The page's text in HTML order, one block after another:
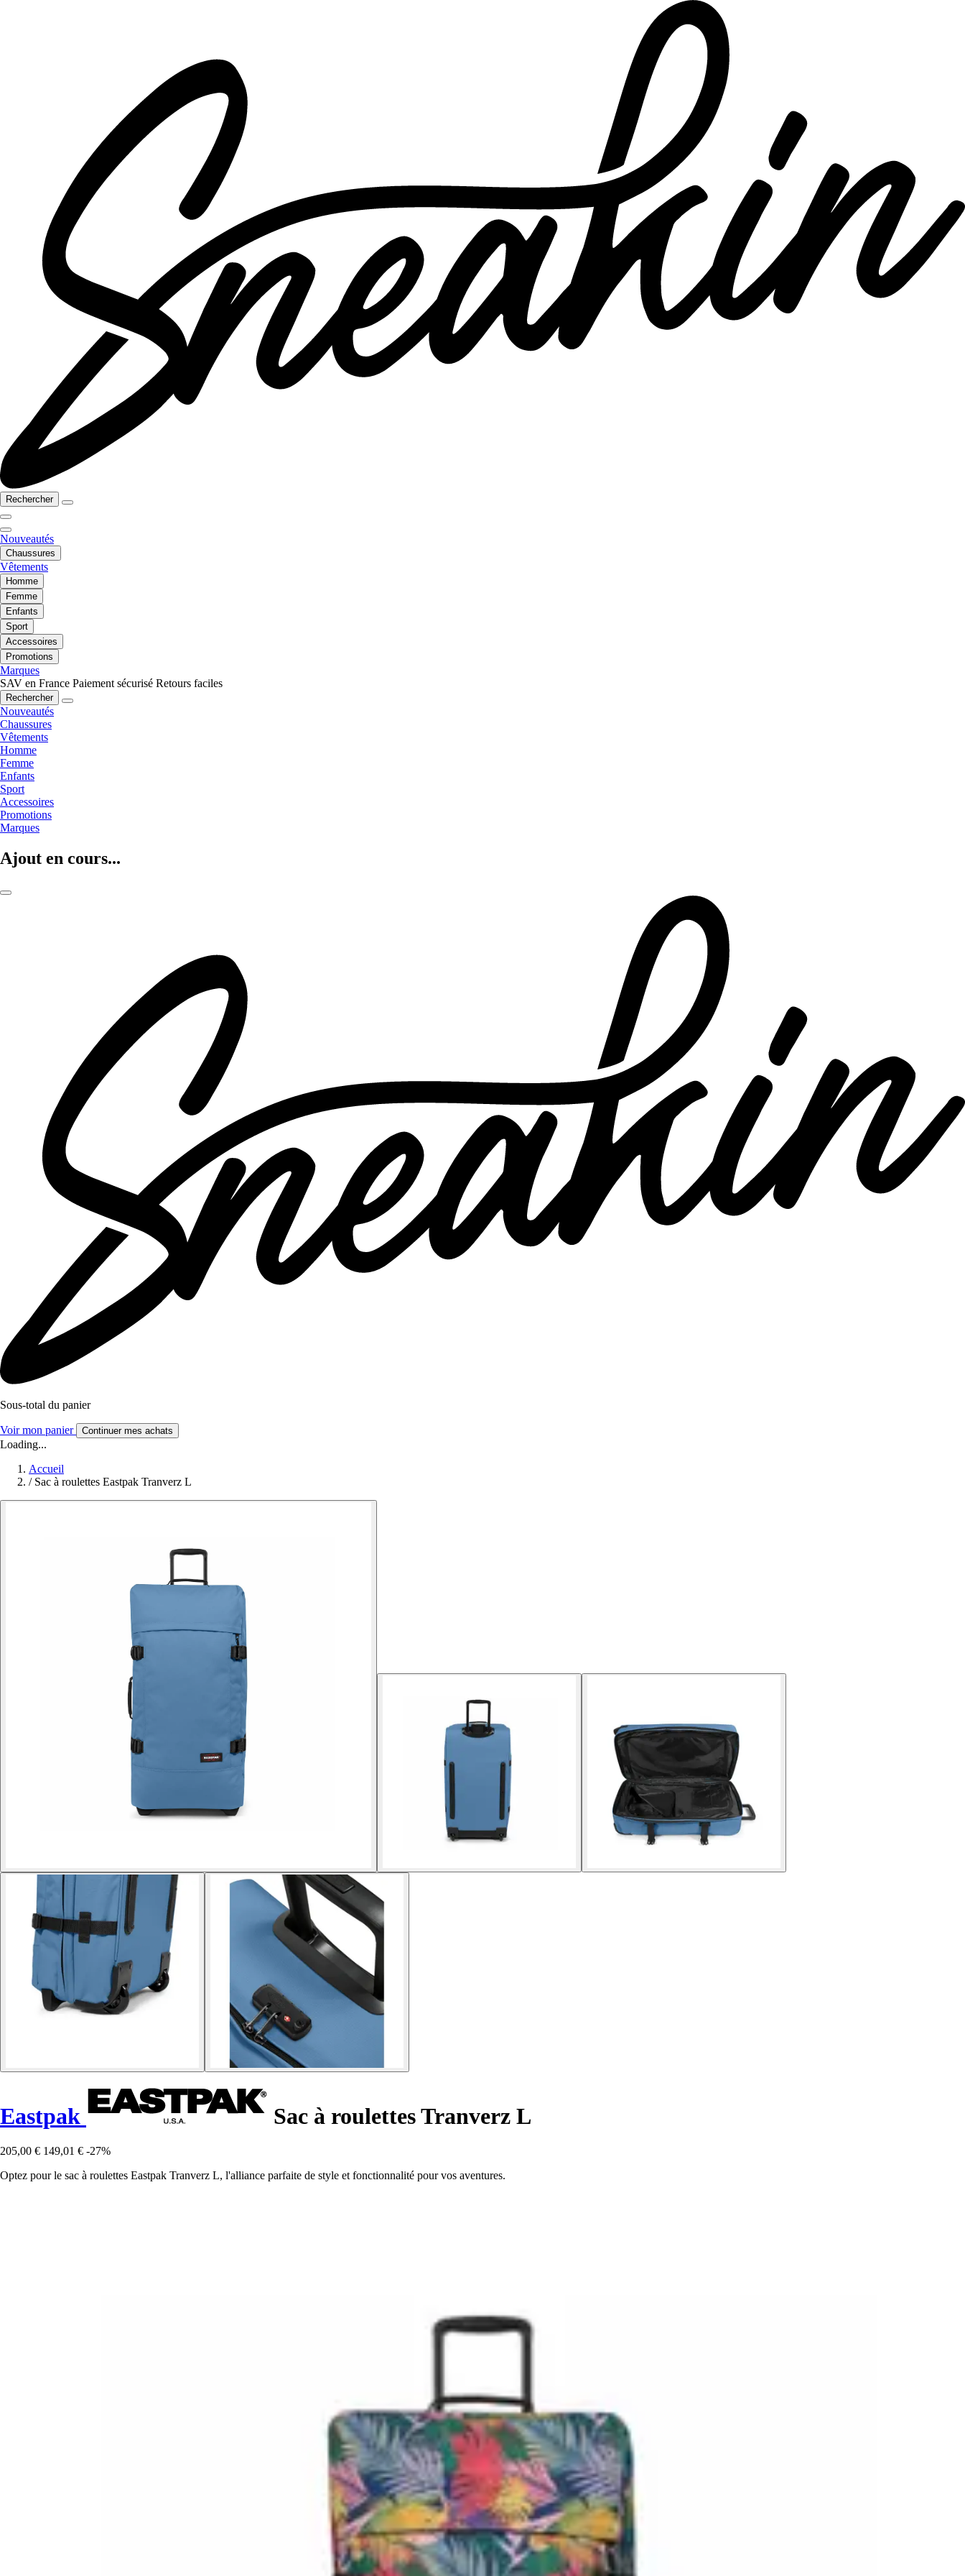
Rechercher
Nouveautés
Chaussures
Vêtements
Homme
Femme
Enfants
Sport
Accessoires
Promotions
Marques
SAV en France Paiement sécurisé Retours faciles
Rechercher
Nouveautés
Chaussures
Vêtements
Homme
Femme
Enfants
Sport
Accessoires
Promotions
Marques
Ajout en cours...
Sous-total du panier
Voir mon panier Continuer mes achats
Loading...
Accueil
/ Sac à roulettes Eastpak Tranverz L
Eastpak Sac à roulettes Tranverz L
205,00 € 149,01 € -27%
Optez pour le sac à roulettes Eastpak Tranverz L, l'alliance parfaite de style et fonctionnalité pour vos aventures.